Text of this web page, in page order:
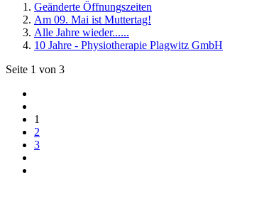
Geänderte Öffnungszeiten
Am 09. Mai ist Muttertag!
Alle Jahre wieder......
10 Jahre - Physiotherapie Plagwitz GmbH
Seite 1 von 3
1
2
3